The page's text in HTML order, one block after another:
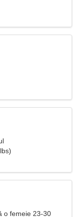
o femeie 23-30